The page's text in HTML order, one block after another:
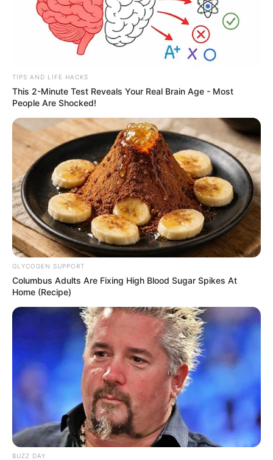
Zelenski Ceyhun Bayramovuqəbul edib
0 0
20:34 / 06 Avqust 2026
Sürücülərin nəzərinə: Bu küçələrdə
TAM MƏHDUDLAŞDIRILIR
67 0
TIPS AND LIFE HACKS
This 2-Minute Test Reveals Your Real Brain Age - Most
People Are Shocked!
GLYCOGEN SUPPORT
Columbus Adults Are Fixing High Blood Sugar Spikes At
Home (Recipe)
BUZZ DAY